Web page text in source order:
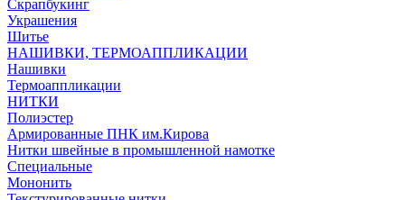
Скрапбукинг
Украшения
Шитье
НАШИВКИ, ТЕРМОАППЛИКАЦИИ
Нашивки
Термоаппликации
НИТКИ
Полиэстер
Армированные ПНК им.Кирова
Нитки швейные в промышленной намотке
Специальные
Мононить